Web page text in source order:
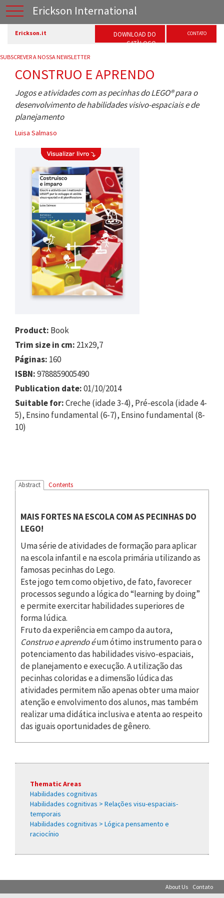
Erickson International
Erickson.it
DOWNLOAD DO
CATÀLOGO
CONTATO
SUBSCREVER A NOSSA NEWSLETTER
CONSTRUO E APRENDO
Jogos e atividades com as pecinhas do LEGO® para o
desenvolvimento de habilidades visivo-espaciais e de
planejamento
Luisa Salmaso
Product: Book
Trim size in cm: 21x29,7
Páginas: 160
ISBN:9788859005490
Publication date:01/10/2014
Suitable for:Creche (idade 3-4), Pré-escola (idade 4-
5), Ensino fundamental (6-7), Ensino fundamental (8-
10)
Abstract Contents
MAIS FORTES NA ESCOLA COM AS PECINHAS DO
LEGO!
Uma série de atividades de formação para aplicar
na escola infantil e na escola primária utilizando as
famosas pecinhas do Lego.
Este jogo tem como objetivo, de fato, favorecer
processos segundo a lógica do “learning by doing”
e permite exercitar habilidades superiores de
forma lúdica.
Fruto da experiência em campo da autora,
Construo e aprendoéum ótimo instrumento para o
potenciamento das habilidades visivo-espaciais,
de planejamento e execução. A utilização das
pecinhas coloridas e a dimensão lúdica das
atividades permitem não apenas obter uma maior
atenção e envolvimento dos alunos, mas também
realizar uma didática inclusiva e atenta ao respeito
das iguais oportunidades de gênero.
Thematic Areas
Habilidades cognitivas
Habilidades cognitivas > Relações visu-espaciais-
temporais
Habilidades cognitivas > Lógica pensamento e
raciocínio
About Us Contato